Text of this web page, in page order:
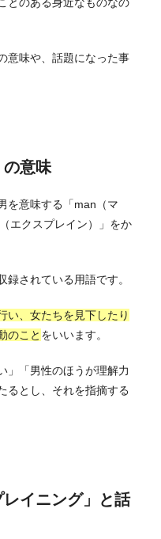
意味や、話題になった事
の意味
を意味する「man（マ
エクスプレイン）」をか
録されている用語です。
い、女たちを見下したり
のこと をいいます。
」「男性のほうが理解力
るとし、それを指摘する
イニング」と話